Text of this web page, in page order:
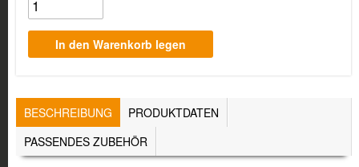
TABS
BESCHREIBUNG (AKTIVER
REITER)
PRODUKTDATEN
PASSENDES ZUBEHÖR